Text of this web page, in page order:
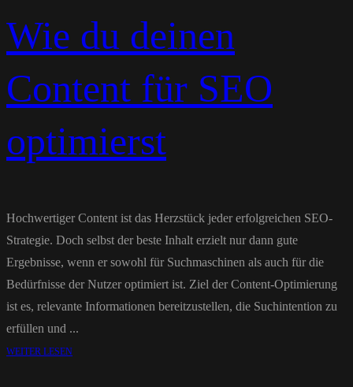
Wie du deinen
Content für SEO
optimierst
Hochwertiger Content ist das Herzstück jeder erfolgreichen SEO-
Strategie. Doch selbst der beste Inhalt erzielt nur dann gute
Ergebnisse, wenn er sowohl für Suchmaschinen als auch für die
Bedürfnisse der Nutzer optimiert ist. Ziel der Content-Optimierung
ist es, relevante Informationen bereitzustellen, die Suchintention zu
erfüllen und ...
WEITER LESEN